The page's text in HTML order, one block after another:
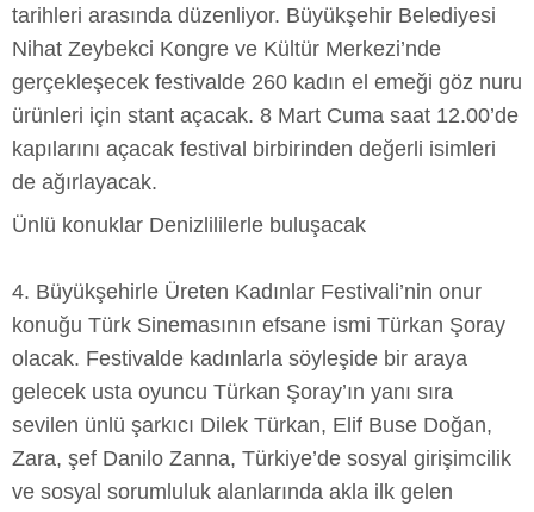
tarihleri arasında düzenliyor. Büyükşehir Belediyesi
Nihat Zeybekci Kongre ve Kültür Merkezi’nde
gerçekleşecek festivalde 260 kadın el emeği göz nuru
ürünleri için stant açacak. 8 Mart Cuma saat 12.00’de
kapılarını açacak festival birbirinden değerli isimleri
de ağırlayacak.
Ünlü konuklar Denizlililerle buluşacak
4. Büyükşehirle Üreten Kadınlar Festivali’nin onur
konuğu Türk Sinemasının efsane ismi Türkan Şoray
olacak. Festivalde kadınlarla söyleşide bir araya
gelecek usta oyuncu Türkan Şoray’ın yanı sıra
sevilen ünlü şarkıcı Dilek Türkan, Elif Buse Doğan,
Zara, şef Danilo Zanna, Türkiye’de sosyal girişimcilik
ve sosyal sorumluluk alanlarında akla ilk gelen